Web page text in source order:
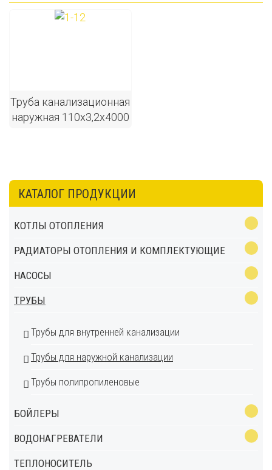
Труба канализационная
наружная 110х3,2х4000
КАТАЛОГ ПРОДУКЦИИ
КОТЛЫ ОТОПЛЕНИЯ
РАДИАТОРЫ ОТОПЛЕНИЯ И КОМПЛЕКТУЮЩИЕ
НАСОСЫ
ТРУБЫ
Трубы для внутренней канализации
Трубы для наружной канализации
Трубы полипропиленовые
БОЙЛЕРЫ
ВОДОНАГРЕВАТЕЛИ
ТЕПЛОНОСИТЕЛЬ